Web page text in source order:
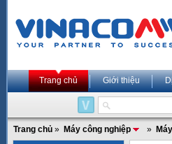
Trang chủ Giới thiệu
Trang chủ » Máy công nghiệp »